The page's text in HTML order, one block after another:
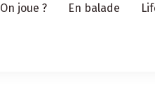
On joue ? En balade